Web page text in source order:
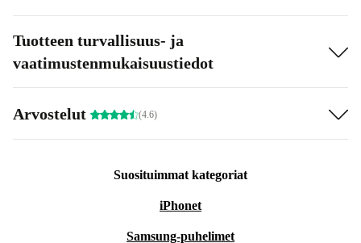
Tuotteen turvallisuus- ja
vaatimustenmukaisuustiedot
Arvostelut (4.6)
Suosituimmat kategoriat
iPhonet
Samsung-puhelimet